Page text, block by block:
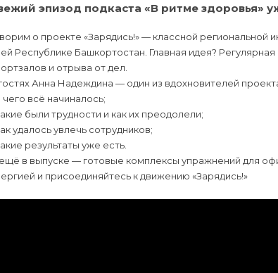
эпизод подкаста «В ритме здоровья»
о проекте «Зарядись!» — классной региональной
Республике Башкортостан. Главная идея?
и отрыва от дел.
Анна Надеждина — один из вдохновителей
чего всё начиналось;
были трудности и как их преодолели;
удалось увлечь сотрудников;
результаты уже есть.
в выпуске — готовые комплексы упражнений для
и присоединяйтесь к движению «Зарядись!»